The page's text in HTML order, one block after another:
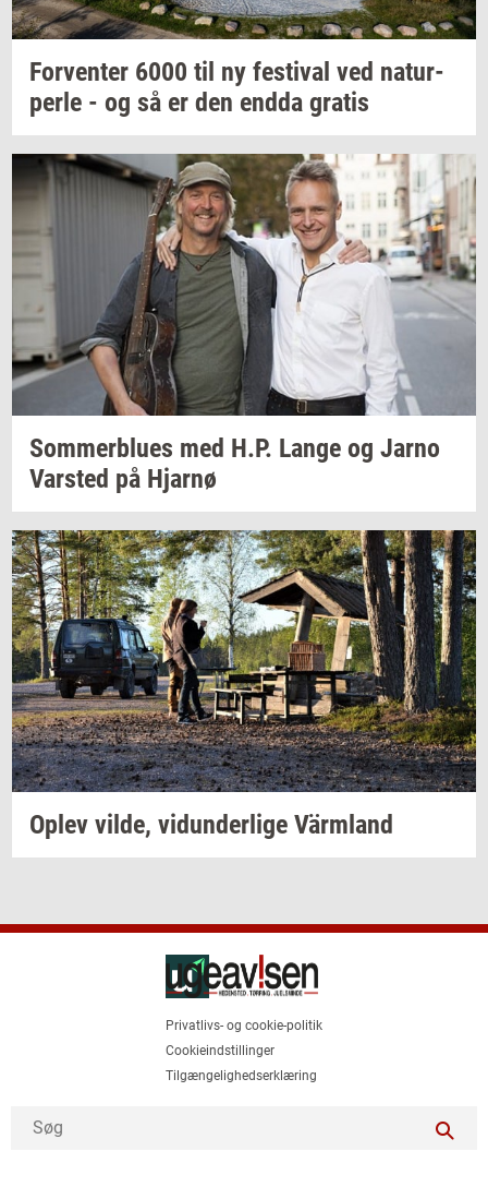
For­ven­ter 6000 til ny festi­val ved na­tur­
per­le - og så er den endda gra­tis
Som­mer­blu­es med H.P. Lange og Jarno
Var­sted på Hjar­nø
Oplev vilde, vi­dun­der­li­ge Värmland
Privatlivs- og cookie-politik
Cookieindstillinger
Tilgængelighedserklæring